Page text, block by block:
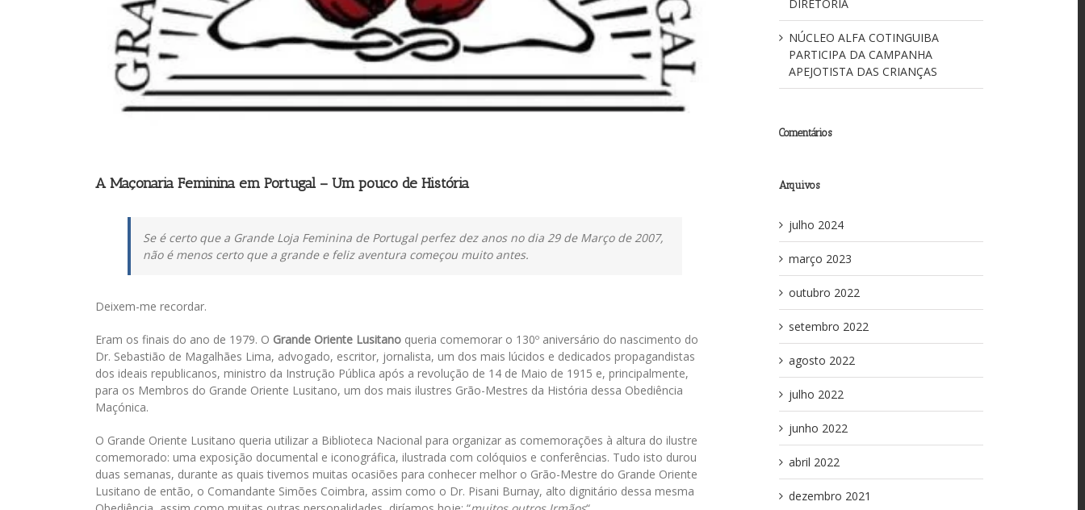
A Maçonaria Feminina em Portugal – Um pouco de História
Se é certo que a Grande Loja Feminina de Portugal perfez dez anos no dia 29 de Março de 2007,
não é menos certo que a grande e feliz aventura começou muito antes.
Deixem-me recordar.
Eram os finais do ano de 1979. O Grande Oriente Lusitanoqueria comemorar o 130º aniversário do nascimento do
Dr. Sebastião de Magalhães Lima, advogado, escritor, jornalista, um dos mais lúcidos e dedicados propagandistas
dos ideais republicanos, ministro da Instrução Pública após a revolução de 14 de Maio de 1915 e, principalmente,
para os Membros do Grande Oriente Lusitano, um dos mais ilustres Grão-Mestres da História dessa Obediência
Maçónica.
O Grande Oriente Lusitano queria utilizar a Biblioteca Nacional para organizar as comemorações à altura do ilustre
comemorado: uma exposição documental e iconográfica, ilustrada com colóquios e conferências. Tudo isto durou
duas semanas, durante as quais tivemos muitas ocasiões para conhecer melhor o Grão-Mestre do Grande Oriente
Lusitano de então, o Comandante Simões Coimbra, assim como o Dr. Pisani Burnay, alto dignitário dessa mesma
DIRETORIA
NÚCLEO ALFA COTINGUIBA
PARTICIPA DA CAMPANHA
APEJOTISTA DAS CRIANÇAS
Comentários
Arquivos
julho 2024
março 2023
outubro 2022
setembro 2022
agosto 2022
julho 2022
junho 2022
abril 2022
dezembro 2021